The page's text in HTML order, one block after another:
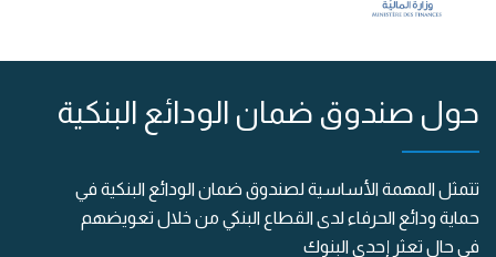
حول صندوق ضمان الودائع البنكية
تتمثل المهمة الأساسية لصندوق ضمان الودائع البنكية في
حماية ودائع الحرفاء لدى القطاع البنكي من خلال تعويضهم
في حال تعثر إحدى البنوك